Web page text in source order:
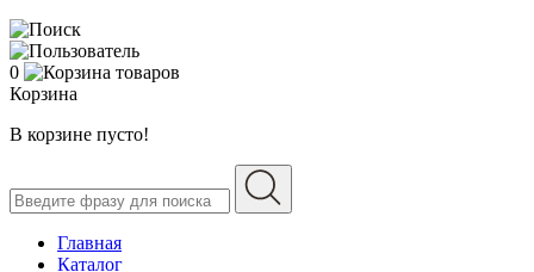
0
Корзина
В корзине пусто!
Главная
Каталог